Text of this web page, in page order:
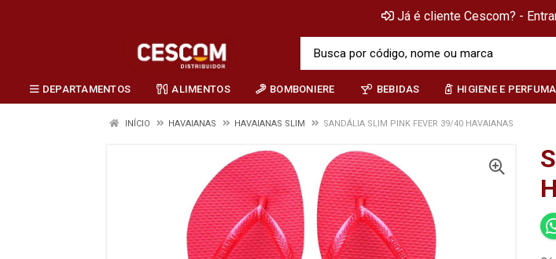
Já é cliente Cescom? -
DEPARTAMENTOS ALIMENTOS BOMBONIERE BEBIDAS HIGIENE E
INÍCIO HAVAIANAS HAVAIANAS SLIM SANDÁLIA SLIM PINK FEVER 39/40 HAVAIANAS